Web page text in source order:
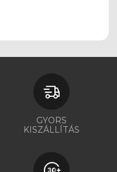
GYORS
KISZÁLLÍTÁS